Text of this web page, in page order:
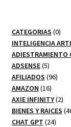
CATEGORIAS 00
INTELIGENCIA
ADIESTRAMIENTO
ADSENSE 55
AFILIADOS 9696
AMAZON 1616
AXIE INFINITY 22
BIENES Y RAICES
CHAT GPT 2424